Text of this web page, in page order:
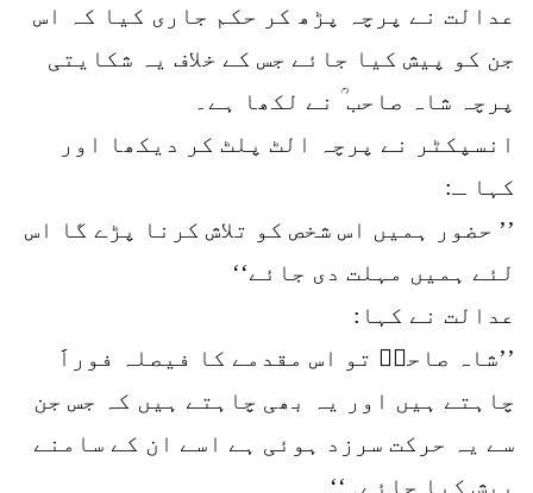
عدالت نے پرچہ پڑھ کر حکم جاری کیا کہ اس
جن کو پیش کیا جائے جس کے خلاف یہ شکایتی
پرچہ شاہ صاحب ؒ نے لکھا ہے۔
انسپکٹر نے پرچہ الٹ پلٹ کر دیکھا اور
کہا ـ:
’’ حضور ہمیں اس شخص کو تلاش کرنا پڑے گا اس
لئے ہمیں مہلت دی جائے‘‘
عدالت نے کہا:
’’شاہ صاحبؒ تو اس مقدمے کا فیصلہ فوراََ
چاہتے ہیں اور یہ بھی چاہتے ہیں کہ جس جن
سے یہ حرکت سرزد ہوئی ہے اسے ان کے سامنے
پیش کیا جائے۔‘‘